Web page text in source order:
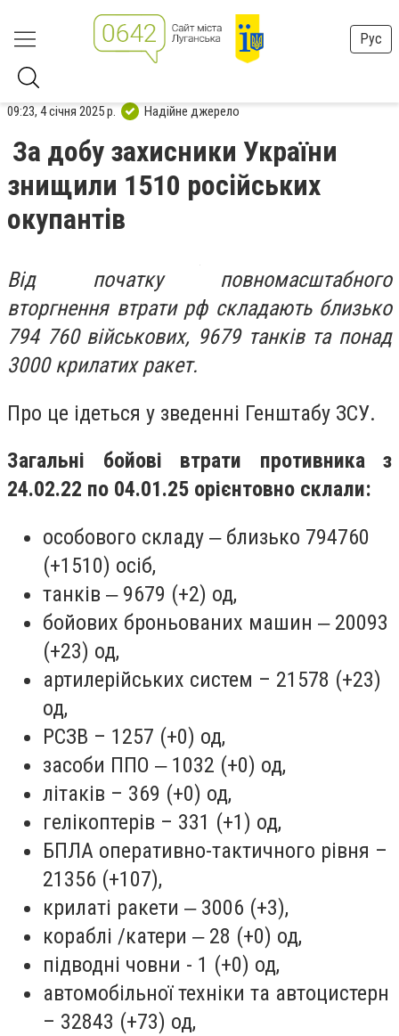
Рус
09:23, 4 січня 2025 р. Надійне джерело
За добу захисники України
знищили 1510 російських
окупантів
Від початку повномасштабного
вторгнення втрати рф складають близько
794 760 військових, 9679 танків та понад
3000 крилатих ракет.
Про це ідеться у зведенні Генштабу ЗСУ.
Загальні бойові втрати противника з
24.02.22 по 04.01.25 орієнтовно склали:
особового складу ‒ близько 794760
(+1510) осіб,
танків ‒ 9679 (+2) од,
бойових броньованих машин ‒ 20093
(+23) од,
артилерійських систем – 21578 (+23)
од,
РСЗВ – 1257 (+0) од,
засоби ППО ‒ 1032 (+0) од,
літаків – 369 (+0) од,
гелікоптерів – 331 (+1) од,
БПЛА оперативно-тактичного рівня –
21356 (+107),
крилаті ракети ‒ 3006 (+3),
кораблі /катери ‒ 28 (+0) од,
підводні човни - 1 (+0) од,
автомобільної техніки та автоцистерн
– 32843 (+73) од,